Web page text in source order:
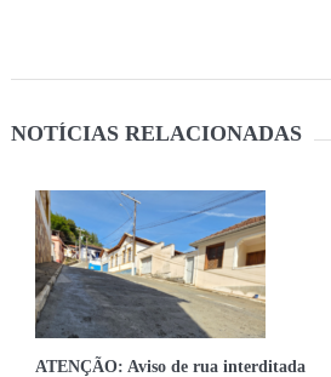
NOTÍCIAS RELACIONADAS
ATENÇÃO: Aviso de rua interditada